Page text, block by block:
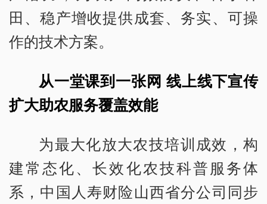
田、稳产增收提供成套、务实、可操
作的技术方案。
从一堂课到一张网 线上线下宣传
扩大助农服务覆盖效能
为最大化放大农技培训成效，构
建常态化、长效化农技科普服务体
系，中国人寿财险山西省分公司同步